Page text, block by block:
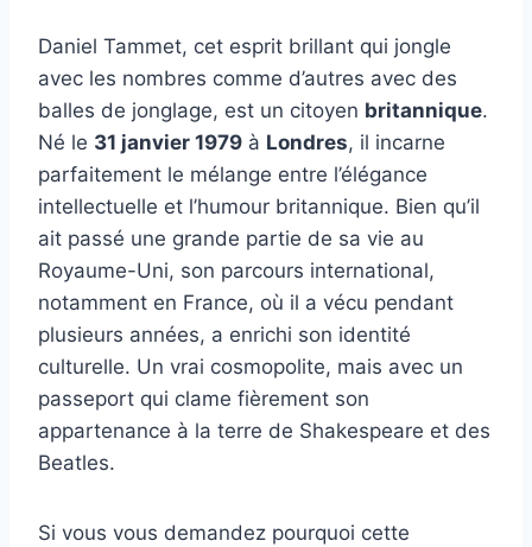
Daniel Tammet, cet esprit brillant qui jongle
avec les nombres comme d’autres avec des
balles de jonglage, est un citoyen britannique.
Né le 31 janvier 1979 à Londres, il incarne
parfaitement le mélange entre l’élégance
intellectuelle et l’humour britannique. Bien qu’il
ait passé une grande partie de sa vie au
Royaume-Uni, son parcours international,
notamment en France, où il a vécu pendant
plusieurs années, a enrichi son identité
culturelle. Un vrai cosmopolite, mais avec un
passeport qui clame fièrement son
appartenance à la terre de Shakespeare et des
Beatles.
Si vous vous demandez pourquoi cette